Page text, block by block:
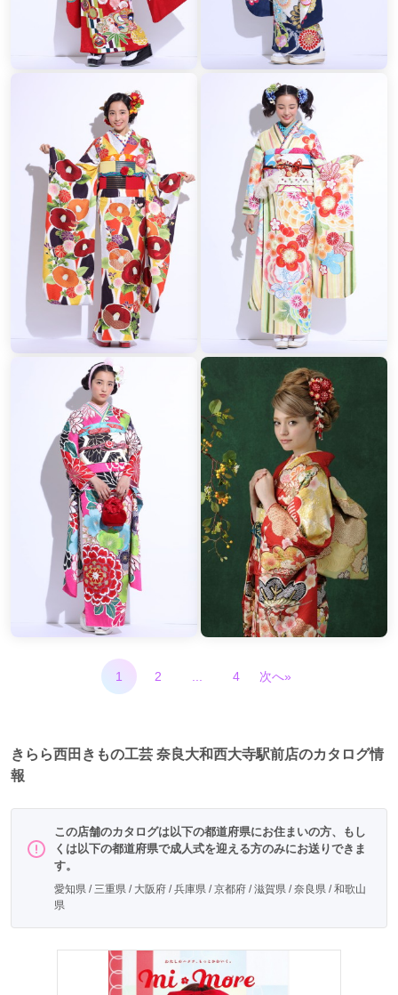
1 2 4 次へ»
きらら西田きもの工芸 奈良大和西大寺駅前店のカタログ情
報
この店舗のカタログは以下の都道府県にお住まいの方、もし
くは以下の都道府県で成人式を迎える方のみにお送りできま
す。
愛知県 / 三重県 / 大阪府 / 兵庫県 / 京都府 / 滋賀県 / 奈良県 / 和歌山
県